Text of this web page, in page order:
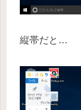
縦帯だと…